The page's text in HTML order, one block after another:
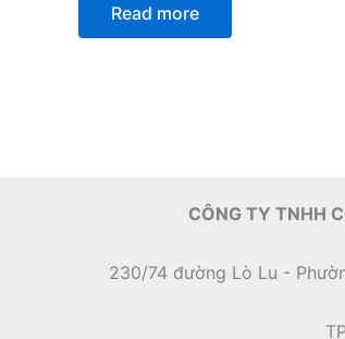
5
Read more
CÔNG TY TNHH
230/74 đường Lò Lu -